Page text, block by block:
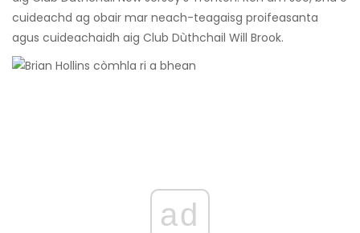
cuideachd ag obair mar neach-teagaisg proifeasanta
agus cuideachaidh aig Club Dùthchail Will Brook.
ad